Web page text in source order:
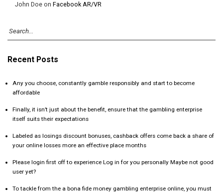
John Doe on Facebook AR/VR
Recent Posts
Any you choose, constantly gamble responsibly and start to become
affordable
Finally, it isn’t just about the benefit, ensure that the gambling enterprise
itself suits their expectations
Labeled as losings discount bonuses, cashback offers come back a share of
your online losses more an effective place months
Please login first off to experience Log in for you personally Maybe not good
user yet?
To tackle from the a bona fide money gambling enterprise online, you must